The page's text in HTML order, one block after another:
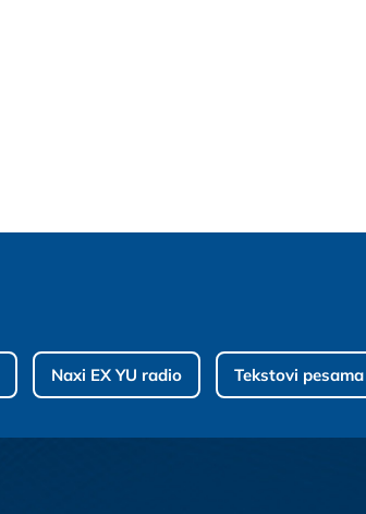
Naxi EX YU radio Tekstovi pesama